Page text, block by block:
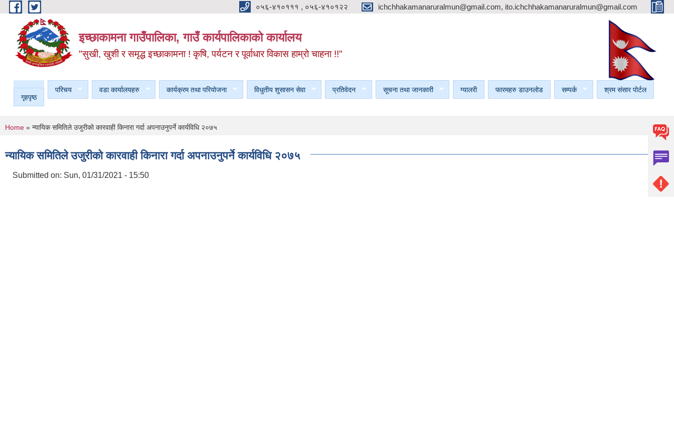
Skip to main content ०५६-४१०१११ , ०५६-४१०१२२ ichchhakamanaruralmun@gmail.com, ito.ichchhakamanaruralmun@gmail.com
इच्छाकामना गाउँपालिका, गाउँ कार्यपालिकाको कार्यालय
"सुखी, खुशी र समृद्ध इच्छाकामना ! कृषि, पर्यटन र पूर्वाधार विकास हाम्रो चाहना !!"
गृहपृष्ठ
परिचय वडा कार्यालयहरु कार्यक्रम तथा परियोजना विधुतीय शुसासन सेवा प्रतिवेदन सूचना तथा जानकारी ग्यालरी फारमहरु डाउनलोड सम्पर्क श्रम संसार पोर्टल
You are here
Home » न्यायिक समितिले उजुरीको कारवाही किनारा गर्दा अपनाउनुपर्ने कार्यविधि २०७५
न्यायिक समितिले उजुरीको कारवाही किनारा गर्दा अपनाउनुपर्ने कार्यविधि २०७५
Submitted on: Sun, 01/31/2021 - 15:50